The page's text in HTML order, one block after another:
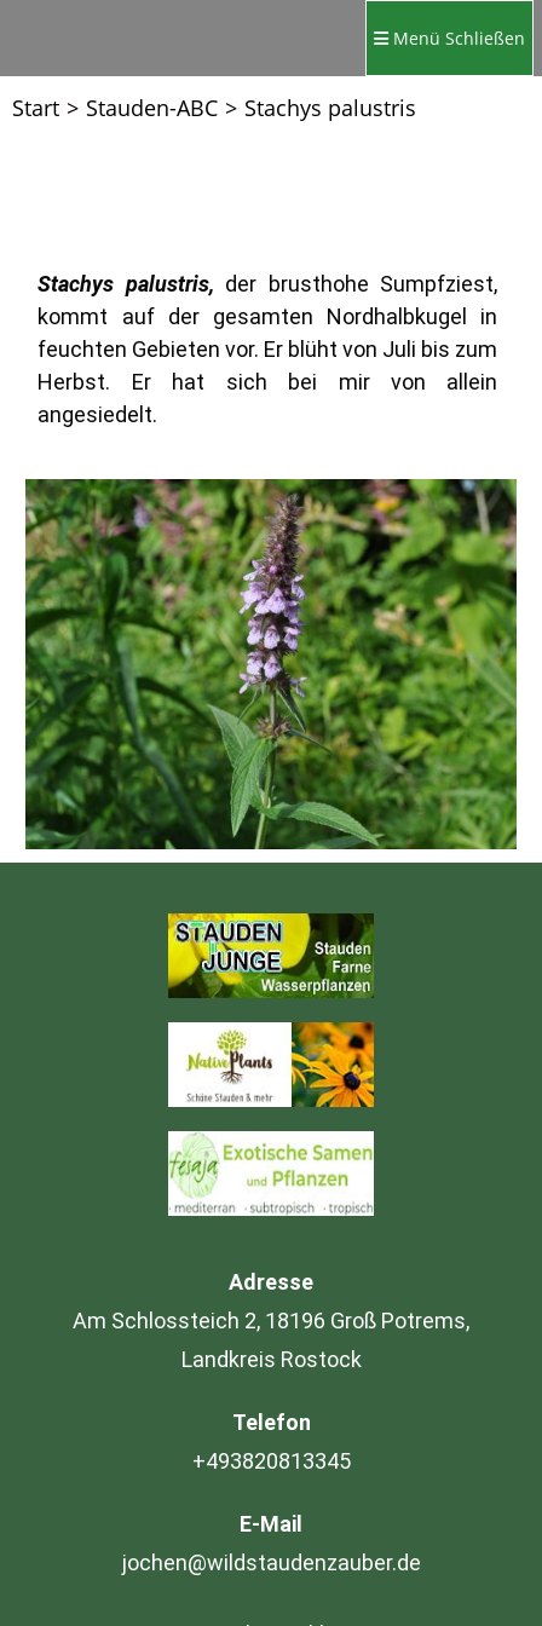
Menü Schließen
Start > Stauden-ABC > Stachys palustris
Stachys palustris, der brusthohe Sumpfziest,
kommt auf der gesamten Nordhalbkugel in
feuchten Gebieten vor. Er blüht von Juli bis zum
Herbst. Er hat sich bei mir von allein
angesiedelt.
Adresse
Am Schlossteich 2, 18196 Groß Potrems,
Landkreis Rostock
Telefon
+493820813345
E-Mail
jochen@wildstaudenzauber.de